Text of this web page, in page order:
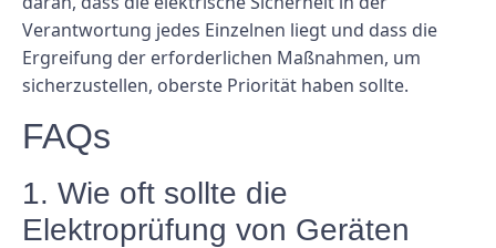
Verantwortung jedes Einzelnen liegt und dass die
Ergreifung der erforderlichen Maßnahmen, um
sicherzustellen, oberste Priorität haben sollte.
FAQs
1. Wie oft sollte die
Elektroprüfung von Geräten